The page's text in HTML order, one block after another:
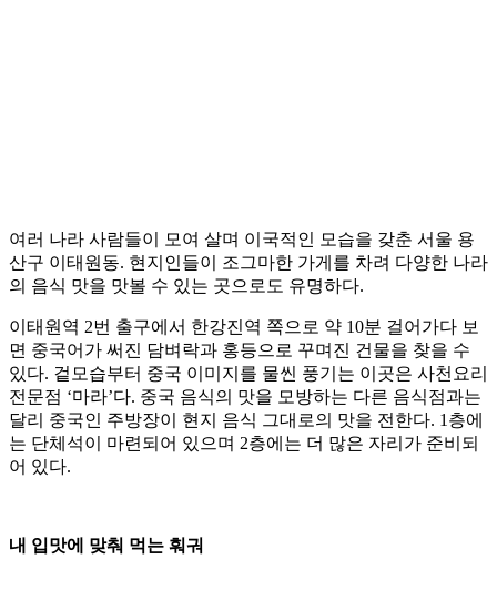
여러 나라 사람들이 모여 살며 이국적인 모습을 갖춘 서울 용
산구 이태원동. 현지인들이 조그마한 가게를 차려 다양한 나라
의 음식 맛을 맛볼 수 있는 곳으로도 유명하다.
이태원역 2번 출구에서 한강진역 쪽으로 약 10분 걸어가다 보
면 중국어가 써진 담벼락과 홍등으로 꾸며진 건물을 찾을 수
있다. 겉모습부터 중국 이미지를 물씬 풍기는 이곳은 사천요리
전문점 ‘마라’다. 중국 음식의 맛을 모방하는 다른 음식점과는
달리 중국인 주방장이 현지 음식 그대로의 맛을 전한다. 1층에
는 단체석이 마련되어 있으며 2층에는 더 많은 자리가 준비되
어 있다.
내 입맛에 맞춰 먹는 훠궈